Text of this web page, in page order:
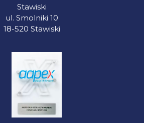
Stawiski
ul. Smolniki 10
18-520 Stawiski